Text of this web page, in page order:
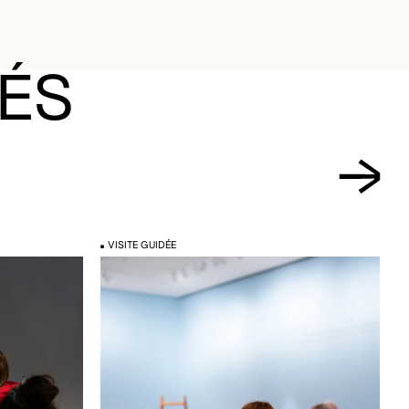
LES FILTRES ACTUELLEMENT APPLIQUÉS
VISITE GUIDÉE